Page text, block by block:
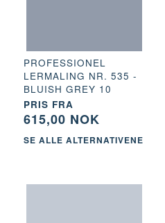
PROFESSIONEL
LERMALING NR. 535 -
BLUISH GREY 10
PRIS FRA
615,00 NOK
SE ALLE ALTERNATIVENE